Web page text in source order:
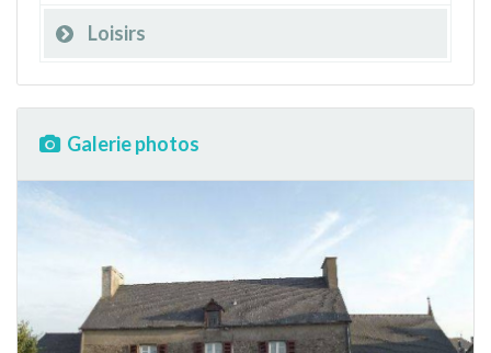
Loisirs
Galerie photos